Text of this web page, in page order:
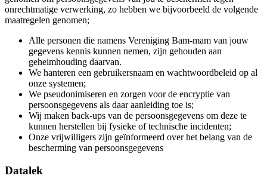
onrechtmatige verwerking, zo hebben we bijvoorbeeld de volgende
maatregelen genomen;
Alle personen die namens Vereniging Bam-mam van jouw
gegevens kennis kunnen nemen, zijn gehouden aan
geheimhouding daarvan.
We hanteren een gebruikersnaam en wachtwoordbeleid op al
onze systemen;
We pseudonimiseren en zorgen voor de encryptie van
persoonsgegevens als daar aanleiding toe is;
Wij maken back-ups van de persoonsgegevens om deze te
kunnen herstellen bij fysieke of technische incidenten;
Onze vrijwilligers zijn geïnformeerd over het belang van de
bescherming van persoonsgegevens
Datalek